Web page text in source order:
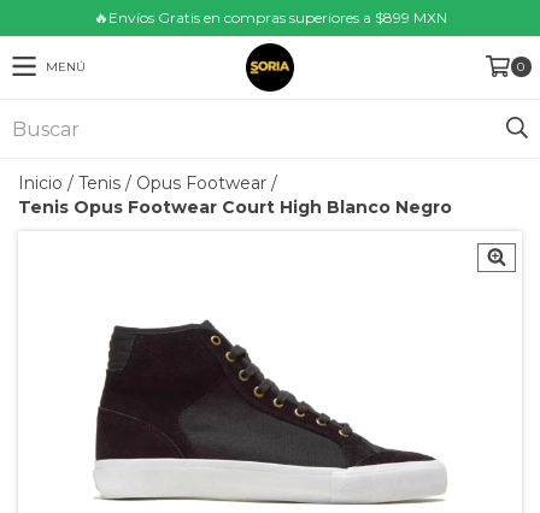
🔥Envíos Gratis en compras superiores a $899 MXN
MENÚ 0
Inicio / Tenis / Opus Footwear /
Tenis Opus Footwear Court High Blanco Negro